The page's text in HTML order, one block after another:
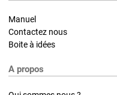
Manuel
Contactez nous
Boite à idées
A propos